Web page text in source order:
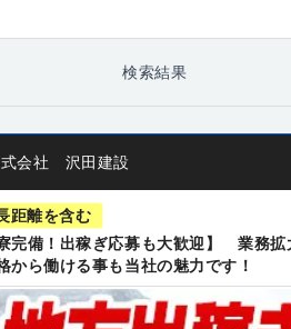
検索結果
会社 沢田建設
距離を含む
寮完備！出稼ぎ応募も大歓迎】 業務
から働ける事も当社の魅力です！